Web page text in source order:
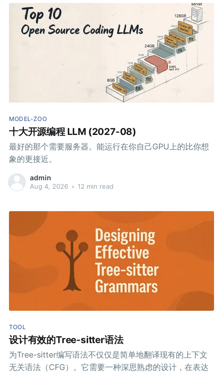
MODEL-ZOO
十大开源编程 LLM (2027-08)
最好的那个需要服务器。能运行在你自己GPU上的比你想
象的更接近。
admin
Aug 4, 2026 • 12 min read
TOOL
设计有效的Tree-sitter语法
为Tree-sitter编写语法不仅仅是简单地翻译现有的上下文
无关语法（CFG）。它需要一种深思熟虑的设计，在表达